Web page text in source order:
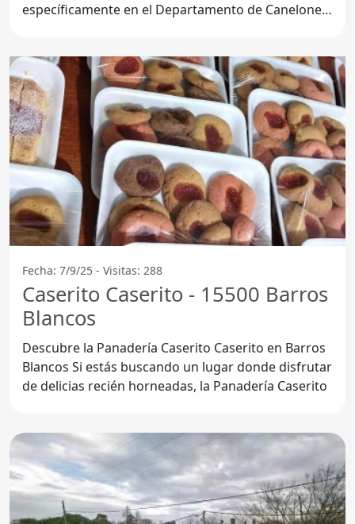
específicamente en el Departamento de Canelones,
Fecha: 7/9/25 - Visitas: 288
Caserito Caserito - 15500 Barros
Blancos
Descubre la Panadería Caserito Caserito en Barros
Blancos Si estás buscando un lugar donde disfrutar
de delicias recién horneadas, la Panadería Caserito